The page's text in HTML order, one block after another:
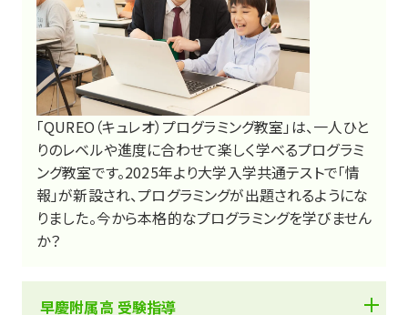
「QUREO（キュレオ）プログラミング教室」は、一人ひと
りのレベルや進度に合わせて楽しく学べるプログラミ
ング教室です。2025年より大学入学共通テストで「情
報」が新設され、プログラミングが出題されるようにな
りました。今から本格的なプログラミングを学びません
か？
早慶附属高 受験指導